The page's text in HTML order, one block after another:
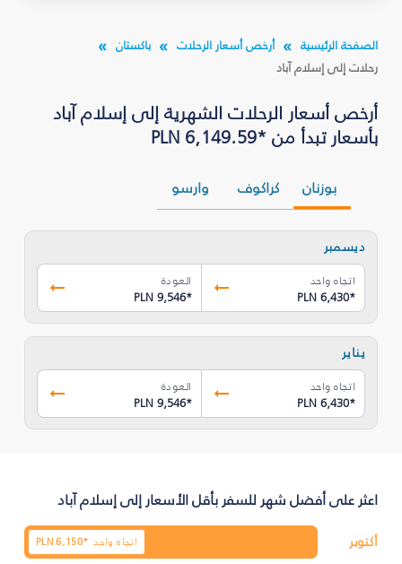
الصفحة الرئيسية أرخص أسعار الرحلات
باكستان
رحلات إلى إسلام آباد
أرخص أسعار الرحلات الشهرية إلى إسلام آباد
بأسعار تبدأ من *PLN 6,149.59
بوزنان كراكوف وارسو
ديسمبر
اتجاه واحد
PLN 6,430*
العودة
PLN 9,546*
يناير
اتجاه واحد
PLN 6,430*
العودة
PLN 9,546*
اعثر على أفضل شهر للسفر بأقل الأسعار إلى إسلام آباد
أكتوبر اتجاه واحد PLN6,150*